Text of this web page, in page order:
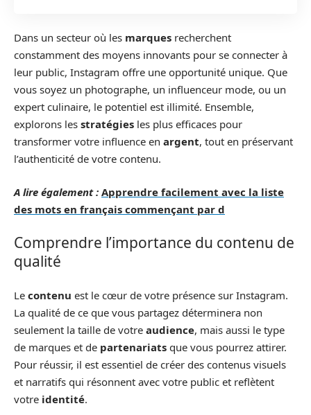
Dans un secteur où les marques recherchent
constamment des moyens innovants pour se connecter à
leur public, Instagram offre une opportunité unique. Que
vous soyez un photographe, un influenceur mode, ou un
expert culinaire, le potentiel est illimité. Ensemble,
explorons les stratégies les plus efficaces pour
transformer votre influence en argent, tout en préservant
l’authenticité de votre contenu.
A lire également : Apprendre facilement avec la liste
des mots en français commençant par d
Comprendre l’importance du contenu de
qualité
Le contenu est le cœur de votre présence sur Instagram.
La qualité de ce que vous partagez déterminera non
seulement la taille de votre audience, mais aussi le type
de marques et de partenariats que vous pourrez attirer.
Pour réussir, il est essentiel de créer des contenus visuels
et narratifs qui résonnent avec votre public et reflètent
votre identité.